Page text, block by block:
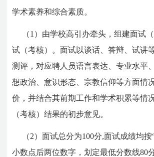
学术素养和综合素质。
（1）由学校高引办牵头，组建面试
试（考核）。面试以谈话、答辩、试讲
测评，对应聘人员语言表达、专业水平
想政治、意识形态、宗教信仰等方面情
价，并结合其前期工作和学术积累等情
（考核）结果的初步意见。
（2）面试总分为100分,面试成绩均
小数点后两位数字，划定最低分数线80